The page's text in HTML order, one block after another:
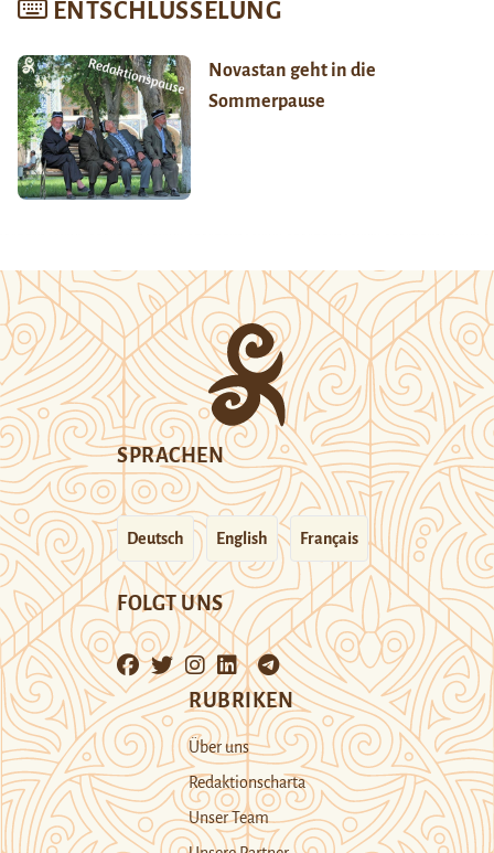
ENTSCHLÜSSELUNG
Novastan geht in die
Sommerpause
SPRACHEN
Deutsch English Français
FOLGT UNS
RUBRIKEN
Über uns
Redaktionscharta
Unser Team